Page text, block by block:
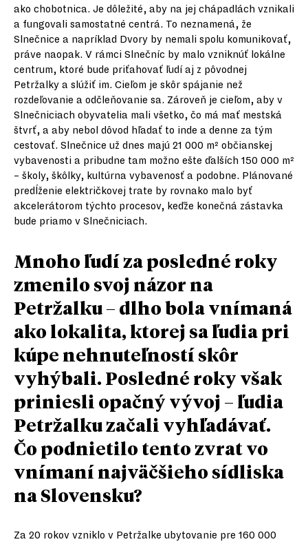
ako chobotnica. Je dôležité, aby na jej chápadlách vznikali
a fungovali samostatné centrá. To neznamená, že
Slnečnice a napríklad Dvory by nemali spolu komunikovať,
práve naopak. V rámci Slnečníc by malo vzniknúť lokálne
centrum, ktoré bude priťahovať ľudí aj z pôvodnej
Petržalky a slúžiť im. Cieľom je skôr spájanie než
rozdeľovanie a odčleňovanie sa. Zároveň je cieľom, aby v
Slnečniciach obyvatelia mali všetko, čo má mať mestská
štvrť, a aby nebol dôvod hľadať to inde a denne za tým
cestovať. Slnečnice už dnes majú 21 000 m² občianskej
vybavenosti a pribudne tam možno ešte ďalších 150 000 m²
– školy, škôlky, kultúrna vybavenosť a podobne. Plánované
predĺženie električkovej trate by rovnako malo byť
akcelerátorom týchto procesov, keďže konečná zástavka
bude priamo v Slnečniciach.
Mnoho ľudí za posledné roky
zmenilo svoj názor na
Petržalku – dlho bola vnímaná
ako lokalita, ktorej sa ľudia pri
kúpe nehnuteľností skôr
vyhýbali. Posledné roky však
priniesli opačný vývoj – ľudia
Petržalku začali vyhľadávať.
Čo podnietilo tento zvrat vo
vnímaní najväčšieho sídliska
na Slovensku?
Za 20 rokov vzniklo v Petržalke ubytovanie pre 160 000